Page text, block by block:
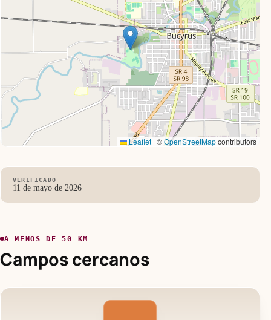
Leaflet | ©OpenStreetMapcontributors
VERIFICADO
11 de mayo de 2026
A MENOS DE 50 KM
Campos cercanos